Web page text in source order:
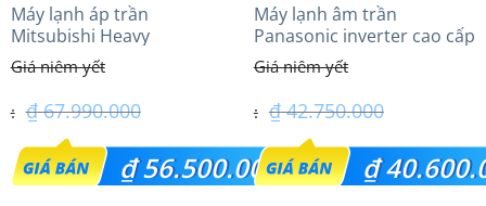
Máy lạnh áp trần
Mitsubishi Heavy
FDE140VG (6.0Hp) Cao cấp
– 1 Pha
₫67.990.000
Giá
gốc
₫56.500.000
Máy lạnh âm trần
Panasonic inverter cao cấp
(5.0Hp) S-3448PU3HA/U-
43PRH1H5
₫42.750.000
Giá
gốc
₫